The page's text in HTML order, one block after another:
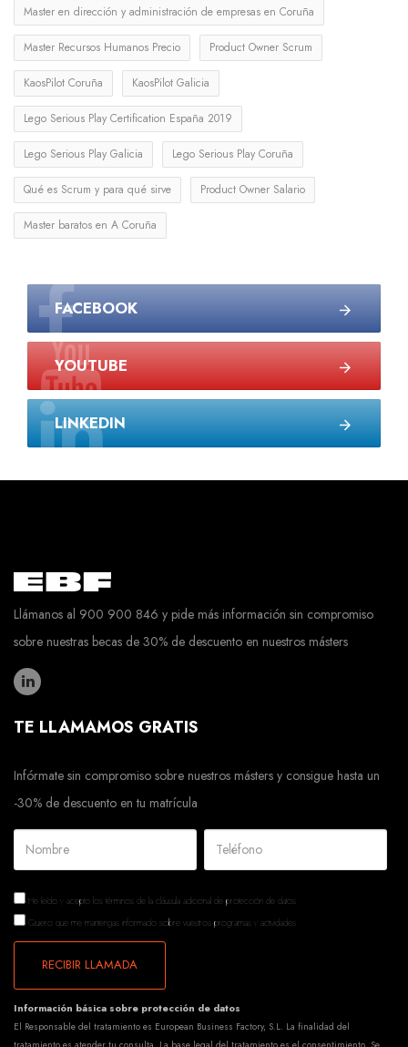
Master en dirección y administración de empresas en Coruña
Master Recursos Humanos Precio Product Owner Scrum
KaosPilot Coruña KaosPilot Galicia
Lego Serious Play Certification España 2019
Lego Serious Play Galicia Lego Serious Play Coruña
Qué es Scrum y para qué sirve Product Owner Salario
Master baratos en A Coruña
FACEBOOK
YOUTUBE
LINKEDIN
Llámanos al 900 900 846 y pide más información sin compromiso
sobre nuestras becas de 30% de descuento en nuestros másters
TE LLAMAMOS GRATIS
Infórmate sin compromiso sobre nuestros másters y consigue hasta un
-30% de descuento en tu matrícula
He leído y acepto los términos de la cláusula adicional de protección de datos.
Quiero que me mantengas informado sobre vuestros programas y actividades.
RECIBIR LLAMADA
Información básica sobre protección de datos
El Responsable del tratamiento es European Business Factory, S.L. La finalidad del